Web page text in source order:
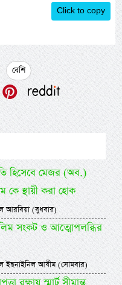
Click to copy
বেশি
হিসেবে মেজর (অব.)
কে স্থায়ী করা হোক
(বুধবার)
সংকট ও আত্মোপলব্ধির
আযীম (সোমবার)